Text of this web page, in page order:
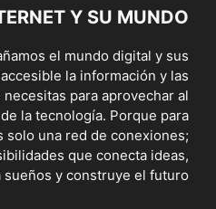
INTERNET Y SU MUNDO
el mundo digital y sus
accesible la información y las
necesitas para aprovechar al
de la tecnología. Porque para
es solo una red de conexiones;
que conecta ideas,
sueños y construye el futuro.